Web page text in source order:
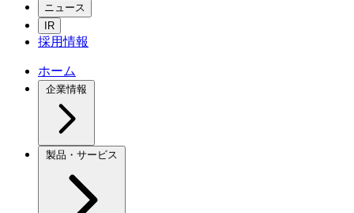
ニュース
IR
採用情報
ホーム
企業情報
製品・サービス